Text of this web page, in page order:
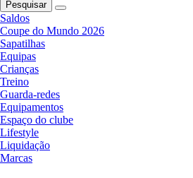
Pesquisar
Saldos
Coupe do Mundo 2026
Sapatilhas
Equipas
Crianças
Treino
Guarda-redes
Equipamentos
Espaço do clube
Lifestyle
Liquidação
Marcas